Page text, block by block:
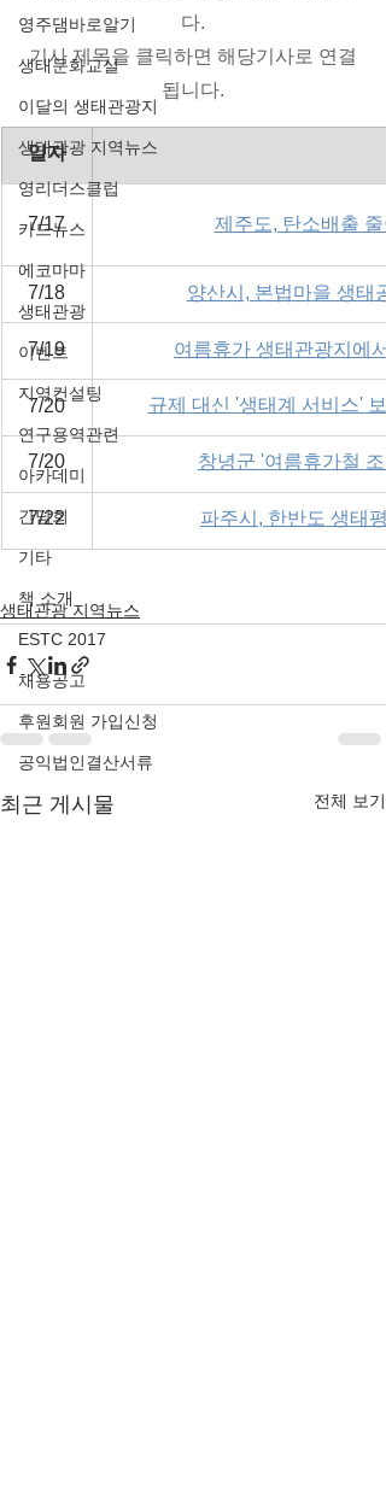
영주댐바로알기
생태문화교실
이달의 생태관광지
생태관광 지역뉴스
영리더스클럽
카드뉴스
에코마마
생태관광
이벤트
지역컨설팅
연구용역관련
아카데미
간담회
기타
책 소개
ESTC 2017
채용공고
후원회원 가입신청
공익법인결산서류
다.
기사 제목을 클릭하면 해당기사로 연결
됩니다.
일자
7/17 제주도, 탄소배출
7/18 양산시, 본법마을 생태
7/19 여름휴가 생태관광지에
7/20 규제 대신 '생태계 서비스'
7/20 창녕군 '여름휴가철
7/22 파주시, 한반도 생태
생태관광 지역뉴스
최근 게시물 전체 보기